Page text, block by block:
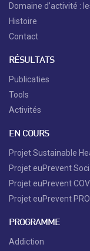
Domaine d’activité :
Histoire
Contact
RÉSULTATS
Publicaties
Tools
Activités
EN COURS
Projet Sustainable
Projet euPrevent
Projet euPrevent
Projet euPrevent
PROGRAMME
Addiction